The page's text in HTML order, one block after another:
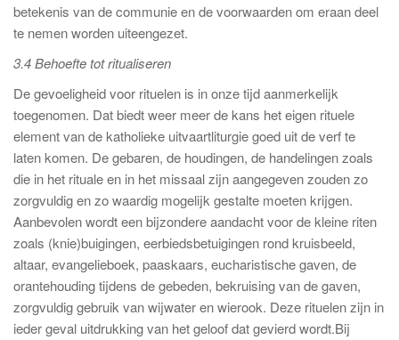
betekenis van de communie en de voorwaarden om eraan deel
te nemen worden uiteengezet.
3.4 Behoefte tot ritualiseren
De gevoeligheid voor rituelen is in onze tijd aanmerkelijk
toegenomen. Dat biedt weer meer de kans het eigen rituele
element van de katholieke uitvaartliturgie goed uit de verf te
laten komen. De gebaren, de houdingen, de handelingen zoals
die in het rituale en in het missaal zijn aangegeven zouden zo
zorgvuldig en zo waardig mogelijk gestalte moeten krijgen.
Aanbevolen wordt een bijzondere aandacht voor de kleine riten
zoals (knie)buigingen, eerbiedsbetuigingen rond kruisbeeld,
altaar, evangelieboek, paaskaars, eucharistische gaven, de
orantehouding tijdens de gebeden, bekruising van de gaven,
zorgvuldig gebruik van wijwater en wierook. Deze rituelen zijn in
ieder geval uitdrukking van het geloof dat gevierd wordt.Bij